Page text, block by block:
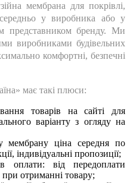
мембрана для покрівлі,
у виробника або у
представником бренду. Ми
виробниками будівельних
комфортні, безпечні
має такі плюси:
товарів на сайті для
варіанту з огляду на
мембрану ціна середня по
індивідуальні пропозиції;
оплати: від передоплати
отриманні товару;